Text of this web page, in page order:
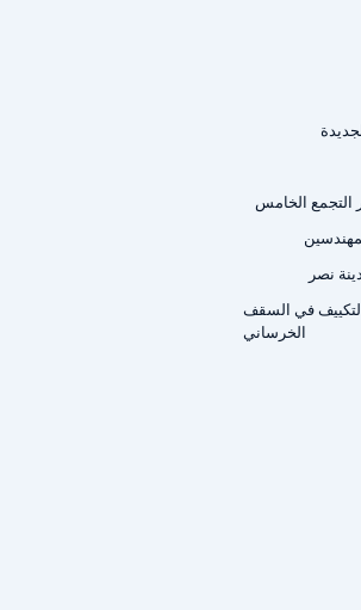
التجمع الخامس
نصر
في السقف
الخرساني